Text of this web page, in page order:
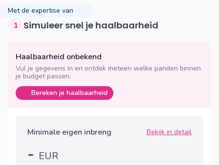
Met de expertise van
1 Simuleer snel je haalbaarheid
Haalbaarheid onbekend
Vul je gegevens in en ontdek meteen welke panden binnen
je budget passen.
Bereken je haalbaarheid
Minimale eigen inbreng Bekijk in detail
- EUR